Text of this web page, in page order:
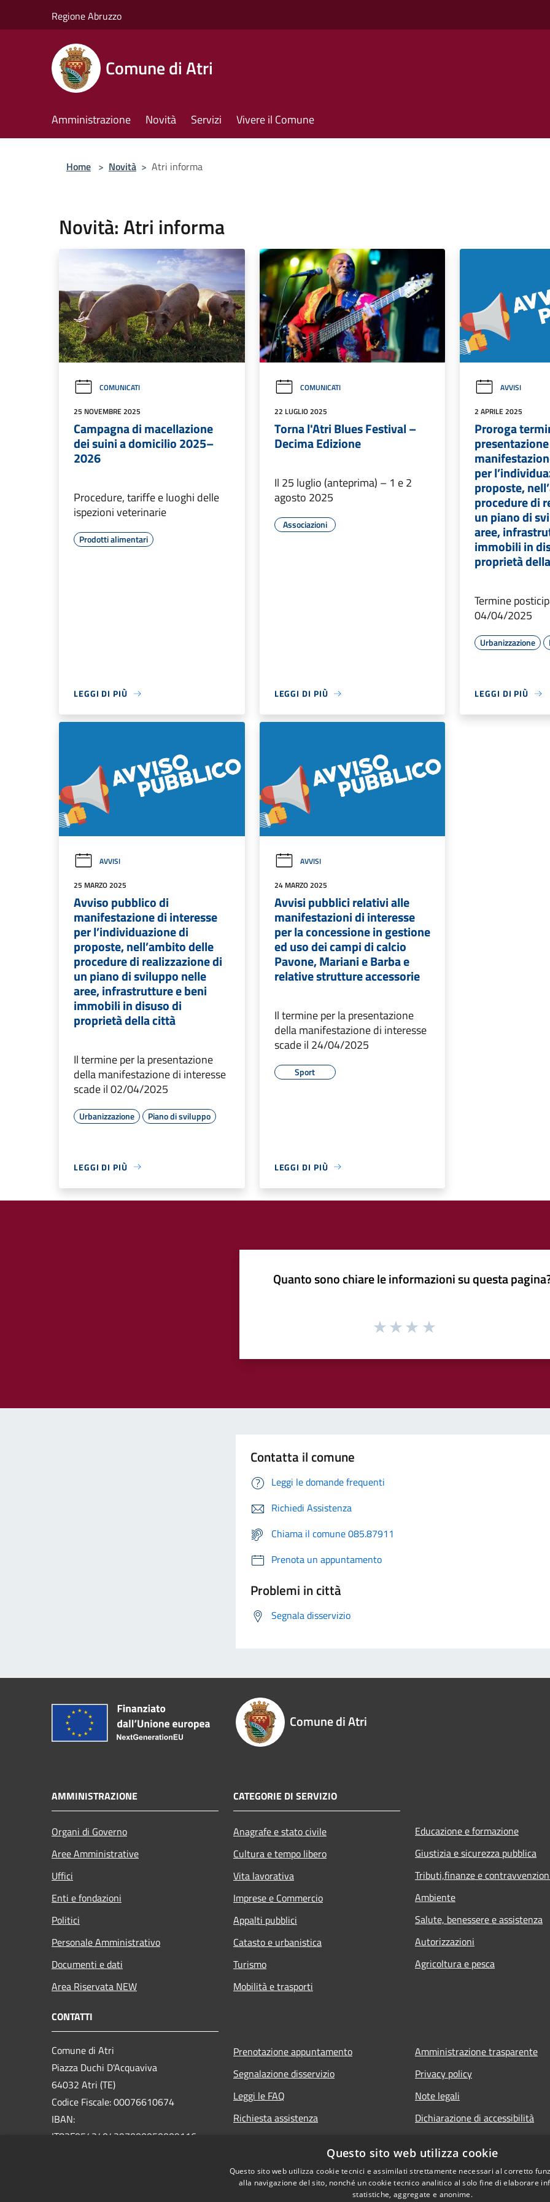
Regione Abruzzo
Comune di Atri
Amministrazione Novità Servizi Vivere il Comune
Home > Novità > Atri informa
Novità: Atri informa
COMUNICATI
25 NOVEMBRE 2025
Campagna di macellazione
dei suini a domicilio 2025–
2026
Procedure, tariffe e luoghi delle
ispezioni veterinarie
Prodotti alimentari
LEGGI DI PIÙ
COMUNICATI
22 LUGLIO 2025
Torna l'Atri Blues Festival –
Decima Edizione
Il 25 luglio (anteprima) – 1 e 2
agosto 2025
Associazioni
LEGGI DI PIÙ
AVVISI
2 APRILE 2025
Proroga
presentazione
per
proposte,
procedure di
un piano di
aree,
immobili in
proprietà
Termine
04/04/2025
Urbanizzazione
LEGGI DI PIÙ
AVVISI
25 MARZO 2025
Avviso pubblico di
manifestazione di interesse
per l’individuazione di
proposte, nell’ambito delle
procedure di realizzazione di
un piano di sviluppo nelle
aree, infrastrutture e beni
immobili in disuso di
proprietà della città
Il termine per la presentazione
della manifestazione di interesse
scade il 02/04/2025
Urbanizzazione Piano di sviluppo
LEGGI DI PIÙ
AVVISI
24 MARZO 2025
Avvisi pubblici relativi alle
manifestazioni di interesse
per la concessione in gestione
ed uso dei campi di calcio
Pavone, Mariani e Barba e
relative strutture accessorie
Il termine per la presentazione
della manifestazione di interesse
scade il 24/04/2025
Sport
LEGGI DI PIÙ
Quanto sono chiare le informazioni su questa
Contatta il comune
Leggi le domande frequenti
Richiedi Assistenza
Chiama il comune 085.87911
Prenota un appuntamento
Problemi in città
Segnala disservizio
Comune di Atri
AMMINISTRAZIONE
Organi di Governo
Aree Amministrative
Uffici
Enti e fondazioni
Politici
Personale Amministrativo
Documenti e dati
Area Riservata NEW
CATEGORIE DI SERVIZIO
Anagrafe e stato civile
Cultura e tempo libero
Vita lavorativa
Imprese e Commercio
Appalti pubblici
Catasto e urbanistica
Turismo
Mobilità e trasporti
Educazione e formazione
Giustizia e sicurezza pubblica
Tributi,finanze e
Ambiente
Salute, benessere e assistenza
Autorizzazioni
Agricoltura e pesca
CONTATTI
Comune di Atri
Piazza Duchi D'Acquaviva
64032 Atri (TE)
Codice Fiscale: 00076610674
IBAN:
IT83F0542404297000050009116
Prenotazione appuntamento
Segnalazione disservizio
Leggi le FAQ
Richiesta assistenza
Amministrazione trasparente
Privacy policy
Note legali
Dichiarazione di accessibilità
Questo sito web utilizza cookie
Questo sito web utilizza cookie tecnici e assimilati strettamente necessari al corretto
alla navigazione del sito, nonché un cookie tecnico analitico al solo fine di elaborare
statistiche, aggregate e anonime.